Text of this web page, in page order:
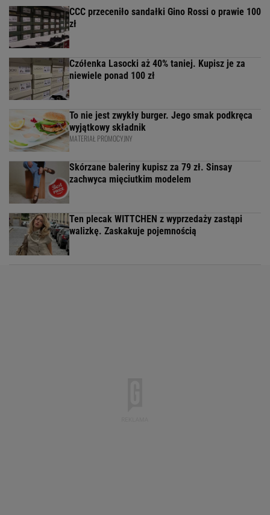
CCC przeceniło sandałki Gino Rossi o prawie 100
zł
Czółenka Lasocki aż 40% taniej. Kupisz je za
niewiele ponad 100 zł
To nie jest zwykły burger. Jego smak podkręca
wyjątkowy składnik
MATERIAŁ PROMOCYJNY
Skórzane baleriny kupisz za 79 zł. Sinsay
zachwyca mięciutkim modelem
Ten plecak WITTCHEN z wyprzedaży zastąpi
walizkę. Zaskakuje pojemnością